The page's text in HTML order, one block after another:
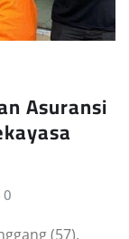
Asuransi
0
(57),